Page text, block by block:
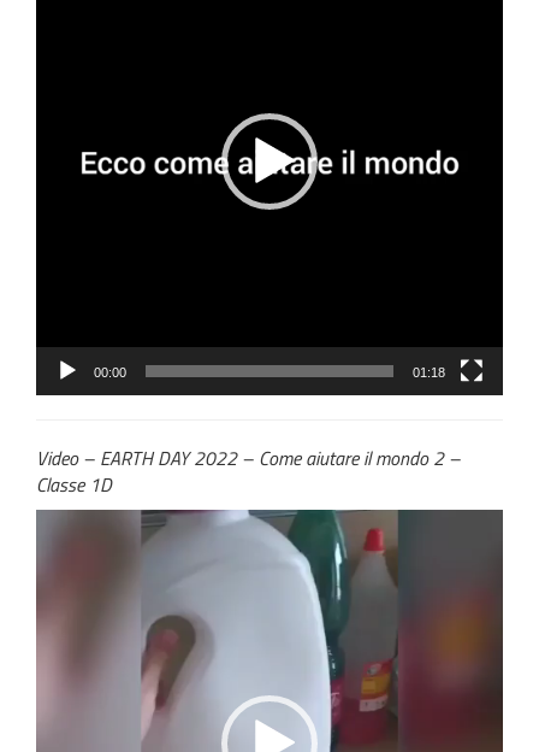
00:00 01:18
Video – EARTH DAY 2022 – Come aiutare il mondo 2 –
Classe 1D